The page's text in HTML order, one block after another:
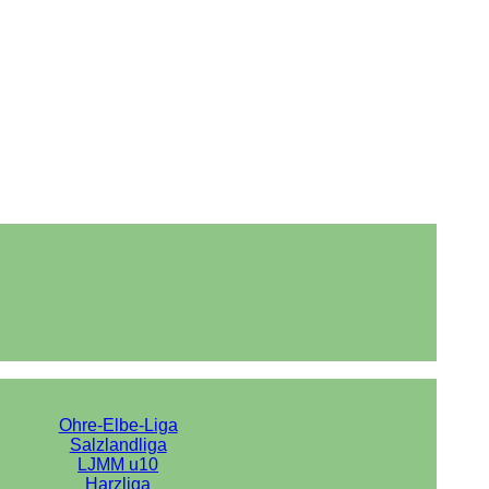
Ohre-Elbe-Liga
Salzlandliga
LJMM u10
Harzliga